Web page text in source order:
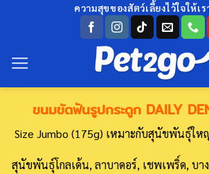
เนื้อหา
ความสุขของสัตว์เลี้ยงไว้ใจให้เ
ขนมขัดฟันรูปกระดูก DAILY
Size Jumbo (175g) เหมาะกับสุนัขพันธุ์ใ
สุนัขพันธุ์โกลเด้น, ลาบาดอร์, เชพเพริ์ด, บา